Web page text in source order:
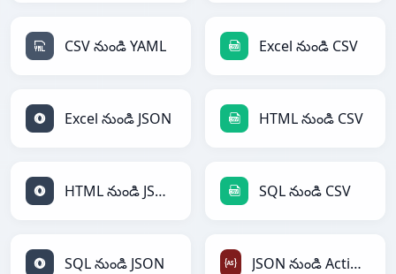
CSV నుండి YAML Excel నుండి CSV
Excel నుండి JSON HTML నుండి CSV
HTML నుండి JSON SQL నుండి CSV
SQL నుండి JSON JSON నుండి ActionScript